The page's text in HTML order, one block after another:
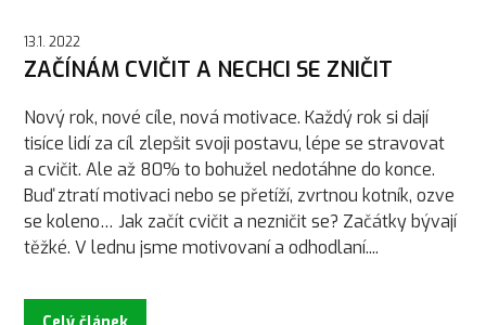
13.1. 2022
ZAČÍNÁM CVIČIT A NECHCI SE ZNIČIT
Nový rok, nové cíle, nová motivace. Každý rok si dají
tisíce lidí za cíl zlepšit svoji postavu, lépe se stravovat
a cvičit. Ale až 80% to bohužel nedotáhne do konce.
Buď ztratí motivaci nebo se přetíží, zvrtnou kotník, ozve
se koleno… Jak začít cvičit a nezničit se? Začátky bývají
těžké. V lednu jsme motivovaní a odhodlaní....